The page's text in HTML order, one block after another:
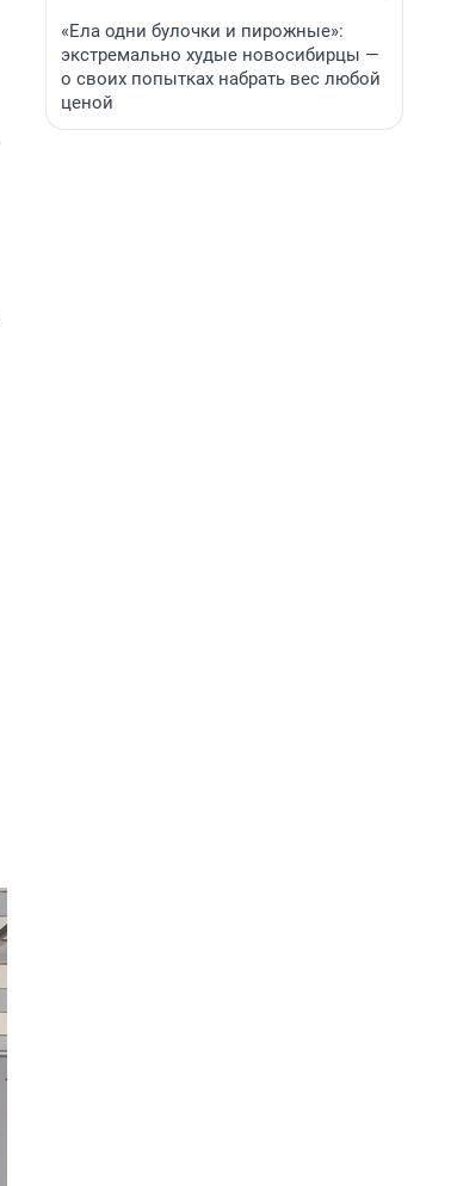
«Ела одни булочки и пирожные»:
экстремально худые новосибирцы —
о своих попытках набрать вес любой
ценой